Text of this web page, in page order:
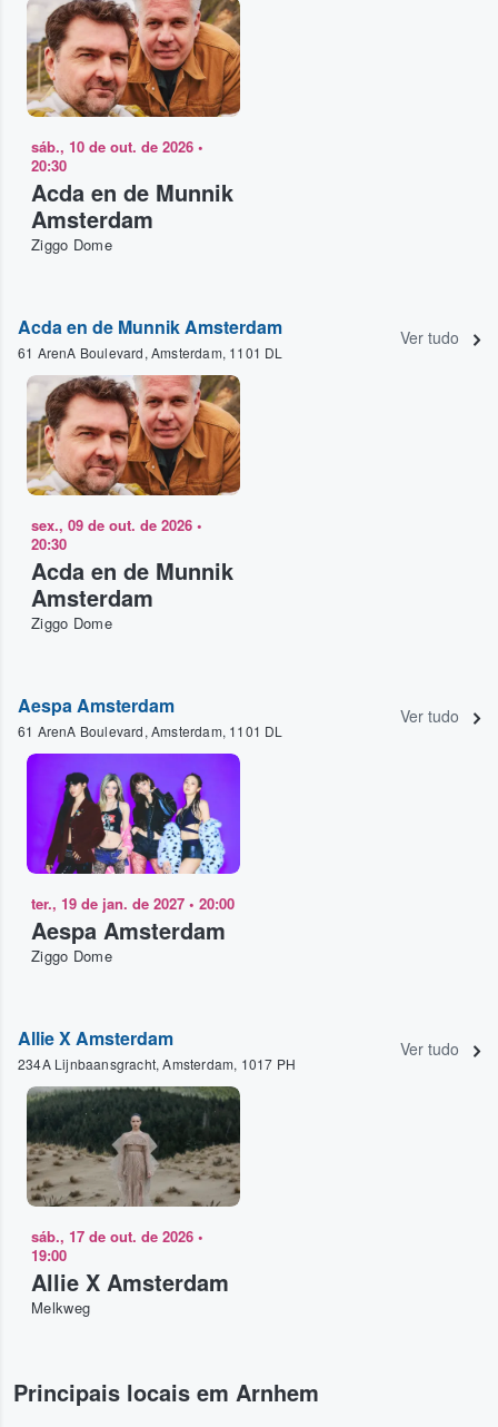
sáb., 10 de out. de 2026 •
20:30
Acda en de Munnik
Amsterdam
Ziggo Dome
Acda en de Munnik Amsterdam
61 ArenA Boulevard, Amsterdam, 1101 DL
Ver tudo
sex., 09 de out. de 2026 •
20:30
Acda en de Munnik
Amsterdam
Ziggo Dome
Aespa Amsterdam
61 ArenA Boulevard, Amsterdam, 1101 DL
Ver tudo
ter., 19 de jan. de 2027 • 20:00
Aespa Amsterdam
Ziggo Dome
Allie X Amsterdam
234A Lijnbaansgracht, Amsterdam, 1017 PH
Ver tudo
sáb., 17 de out. de 2026 •
19:00
Allie X Amsterdam
Melkweg
Principais locais em Arnhem